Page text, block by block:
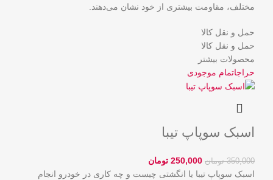
مختلف، مقاومت بیشتری از خود نشان می‌دهند.
حمل و نقل کالا
حمل و نقل کالا
محصولات بیشتر
حراجاتمام موجودی
اسبک سوپاپ تیبا
350,000 تومان 250,000 تومان
اسبک سوپاپ تیبا یا انگشتی چیست و چه کاری در خودرو انجام